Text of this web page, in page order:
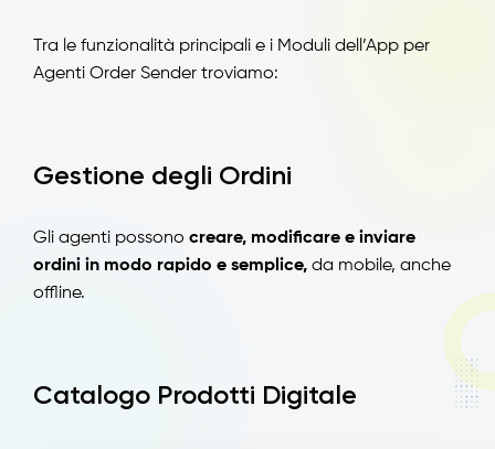
Tra le funzionalità principali e i Moduli dell’App per
Agenti Order Sender troviamo:
Gestione degli Ordini
Gli agenti possono creare, modificare e inviare
ordini in modo rapido e semplice, da mobile, anche
offline.
Catalogo Prodotti Digitale